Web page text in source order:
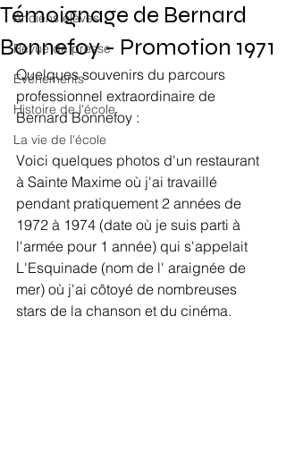
Anciens élèves
Revue de presse
Evénements
Histoire de l'école
La vie de l'école
Témoignage de Bernard
Bonnefoy - Promotion 1971
Quelques souvenirs du parcours
professionnel extraordinaire de
Bernard Bonnefoy :
Voici quelques photos d'un restaurant
à Sainte Maxime où j'ai travaillé
pendant pratiquement 2 années de
1972 à 1974 (date où je suis parti à
l'armée pour 1 année) qui s'appelait
L'Esquinade (nom de l' araignée de
mer) où j'ai côtoyé de nombreuses
stars de la chanson et du cinéma.